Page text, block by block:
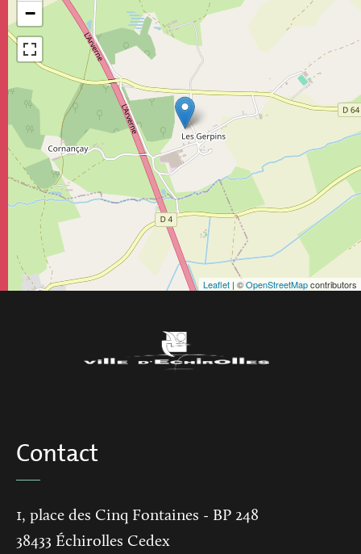
−
Leaflet | ©OpenStreetMapcontributors
Contact
1, place des Cinq Fontaines - BP 248
38433 Échirolles Cedex